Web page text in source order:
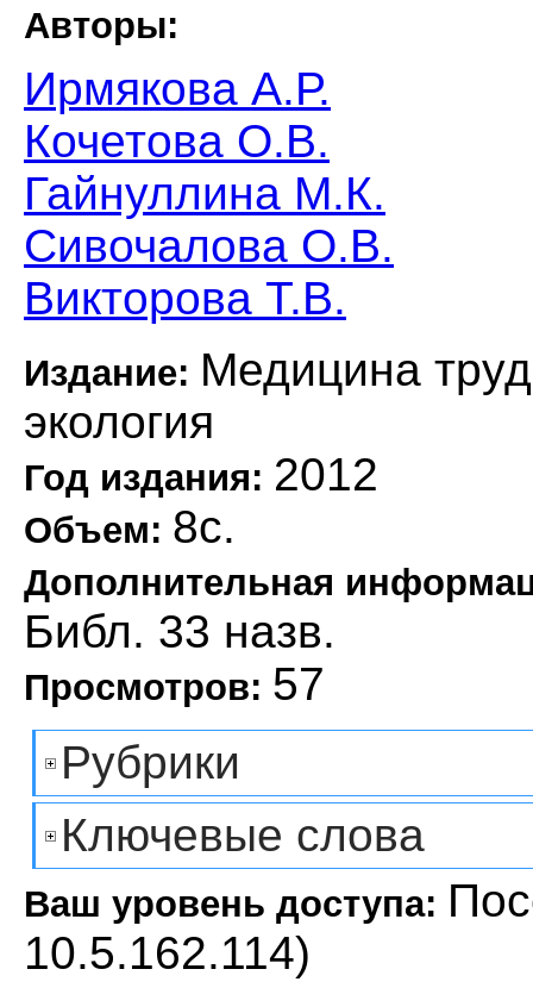
Авторы:
Ирмякова А.Р.
Кочетова О.В.
Гайнуллина М.К.
Сивочалова О.В.
Викторова Т.В.
Издание: Медицина
экология
Год издания: 2012
Объем: 8с.
Дополнительная
Библ. 33 назв.
Просмотров: 57
Рубрики
Ключевые слова
Ваш уровень доступа:
10.5.162.114)